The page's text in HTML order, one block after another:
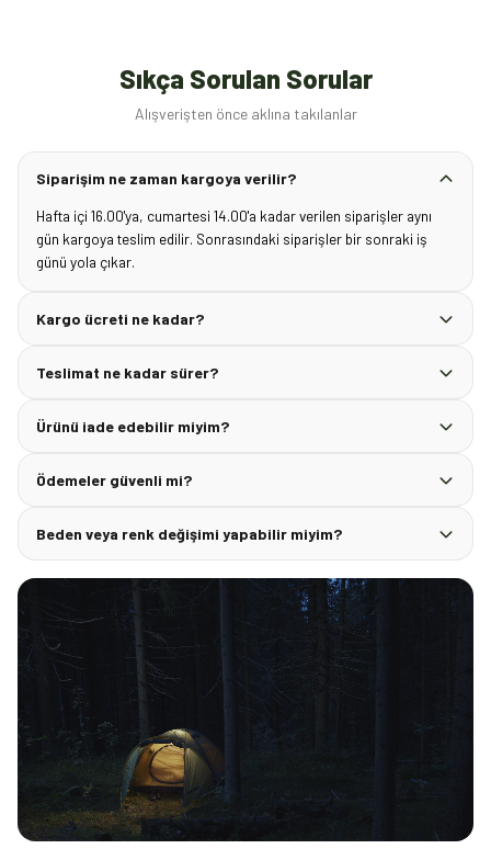
Sıkça Sorulan Sorular
Alışverişten önce aklına takılanlar
Siparişim ne zaman kargoya verilir?
Hafta içi 16.00'ya, cumartesi 14.00'a kadar verilen siparişler aynı
gün kargoya teslim edilir. Sonrasındaki siparişler bir sonraki iş
günü yola çıkar.
Kargo ücreti ne kadar?
Teslimat ne kadar sürer?
Ürünü iade edebilir miyim?
Ödemeler güvenli mi?
Beden veya renk değişimi yapabilir miyim?